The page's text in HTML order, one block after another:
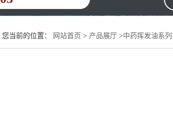
您当前的位置： 网站首页 > 产品展厅 >中药挥发油系列